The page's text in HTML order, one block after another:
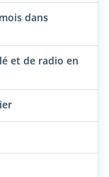
dans
et de radio en